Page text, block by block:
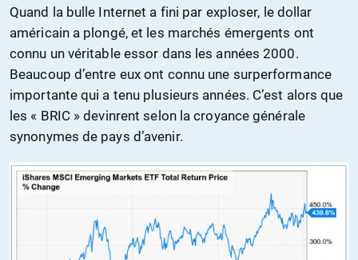
Quand la bulle Internet a fini par exploser, le dollar
américain a plongé, et les marchés émergents ont
connu un véritable essor dans les années 2000.
Beaucoup d’entre eux ont connu une surperformance
importante qui a tenu plusieurs années. C’est alors que
les « BRIC » devinrent selon la croyance générale
synonymes de pays d’avenir.